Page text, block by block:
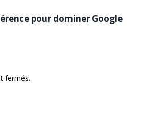
pour dominer Google
fermés.